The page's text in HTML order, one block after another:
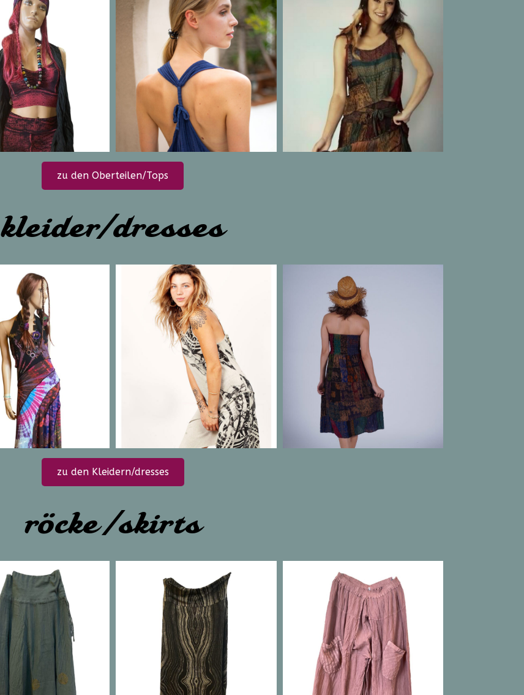
zu den Oberteilen/Tops
kleider/dresses
zu den Kleidern/dresses
röcke /skirts